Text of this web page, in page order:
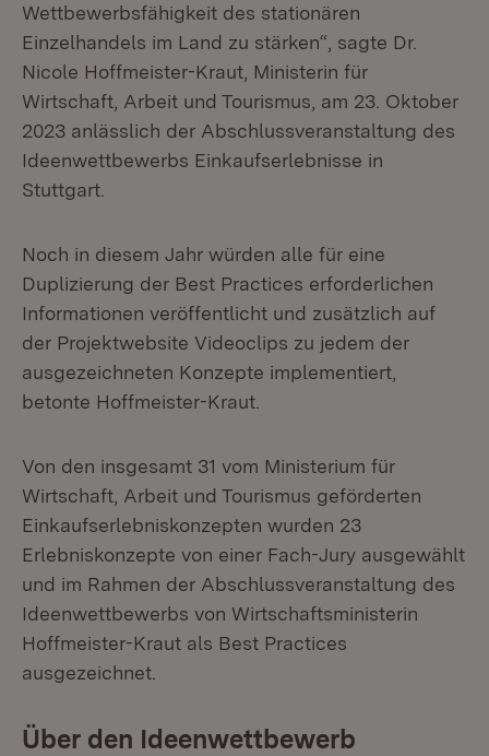
Wettbewerbsfähigkeit des stationären
Einzelhandels im Land zu stärken“, sagte Dr.
Nicole Hoffmeister-Kraut, Ministerin für
Wirtschaft, Arbeit und Tourismus, am 23. Oktober
2023 anlässlich der Abschlussveranstaltung des
Ideenwettbewerbs Einkaufserlebnisse in
Stuttgart.
Noch in diesem Jahr würden alle für eine
Duplizierung der Best Practices erforderlichen
Informationen veröffentlicht und zusätzlich auf
der Projektwebsite Videoclips zu jedem der
ausgezeichneten Konzepte implementiert,
betonte Hoffmeister-Kraut.
Von den insgesamt 31 vom Ministerium für
Wirtschaft, Arbeit und Tourismus geförderten
Einkaufserlebniskonzepten wurden 23
Erlebniskonzepte von einer Fach-Jury ausgewählt
und im Rahmen der Abschlussveranstaltung des
Ideenwettbewerbs von Wirtschaftsministerin
Hoffmeister-Kraut als Best Practices
ausgezeichnet.
Über den Ideenwettbewerb